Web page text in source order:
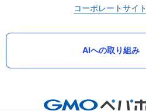
コーポレートサイト
AIへの取り組み